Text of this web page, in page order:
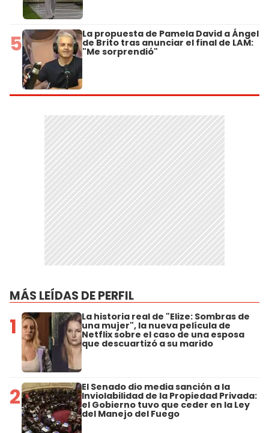
5 La propuesta de Pamela David a Ángel
de Brito tras anunciar el final de LAM:
"Me sorprendió"
MÁS LEÍDAS DE PERFIL
1 La historia real de "Elize: Sombras de
una mujer", la nueva película de
Netflix sobre el caso de una esposa
que descuartizó a su marido
2 El Senado dio media sanción a la
Inviolabilidad de la Propiedad Privada:
el Gobierno tuvo que ceder en la Ley
del Manejo del Fuego